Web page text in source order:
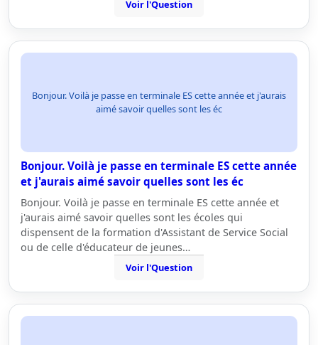
Voir l'Question
Bonjour. Voilà je passe en terminale ES cette année et j'aurais
aimé savoir quelles sont les éc
Bonjour. Voilà je passe en terminale ES cette année
et j'aurais aimé savoir quelles sont les éc
Bonjour. Voilà je passe en terminale ES cette année et
j'aurais aimé savoir quelles sont les écoles qui
dispensent de la formation d'Assistant de Service Social
ou de celle d'éducateur de jeunes…
Voir l'Question